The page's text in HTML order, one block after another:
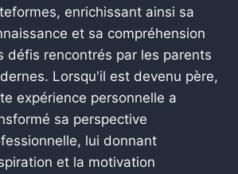
enrichissant ainsi sa
et sa compréhension
défis rencontrés par les parents
Lorsqu'il est devenu père,
expérience personnelle a
sa perspective
lui donnant
et la motivation